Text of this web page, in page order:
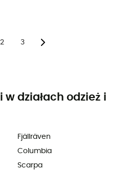
2 3
w działach odzież i
Fjällräven
Columbia
Scarpa